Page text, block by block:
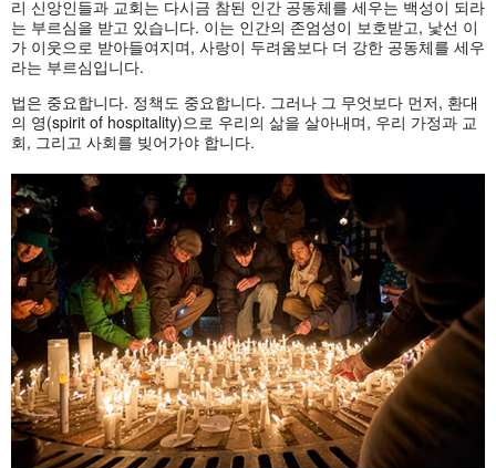
리 신앙인들과 교회는 다시금 참된 인간 공동체를 세우는 백성이 되라
는 부르심을 받고 있습니다. 이는 인간의 존엄성이 보호받고, 낯선 이
가 이웃으로 받아들여지며, 사랑이 두려움보다 더 강한 공동체를 세우
라는 부르심입니다.
법은 중요합니다. 정책도 중요합니다. 그러나 그 무엇보다 먼저, 환대
의 영(spirit of hospitality)으로 우리의 삶을 살아내며, 우리 가정과 교
회, 그리고 사회를 빚어가야 합니다.